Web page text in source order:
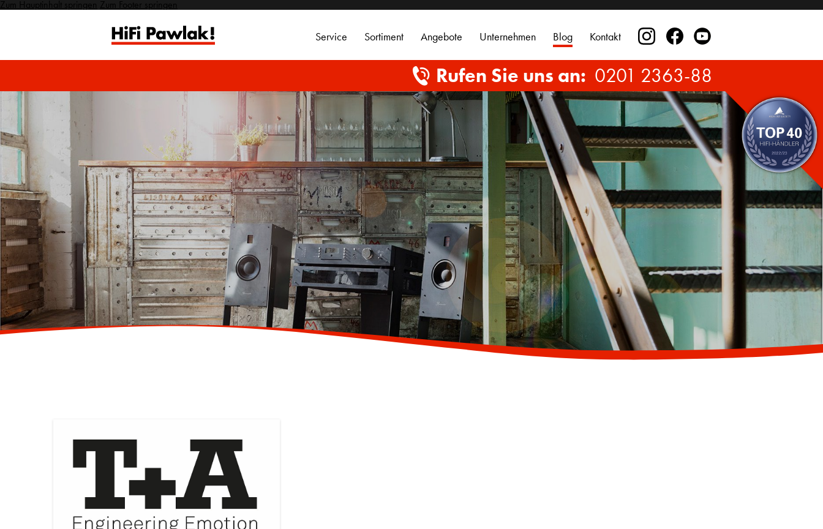
Zum Hauptinhalt springen Zum Footer springen
Service Sortiment Angebote Unternehmen Blog Kontakt
Rufen Sie uns an: 0201 2363-88